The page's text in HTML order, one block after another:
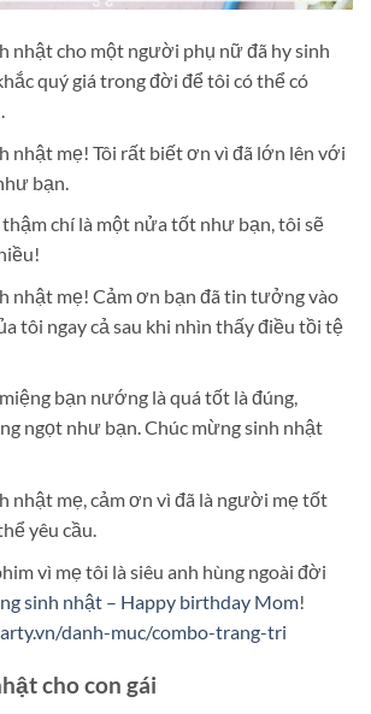
nhật cho một người phụ nữ đã hy sinh
quý giá trong đời để tôi có thể có
nhật mẹ! Tôi rất biết ơn vì đã lớn lên với
bạn.
chí là một nửa tốt như bạn, tôi sẽ
nhật mẹ! Cảm ơn bạn đã tin tưởng vào
tôi ngay cả sau khi nhìn thấy điều tồi tệ
bạn nướng là quá tốt là đúng,
ngọt như bạn. Chúc mừng sinh nhật
nhật mẹ, cảm ơn vì đã là người mẹ tốt
yêu cầu.
vì mẹ tôi là siêu anh hùng ngoài đời
sinh nhật – Happy birthday Mom!
danh-muc/combo-trang-tri
cho con gái